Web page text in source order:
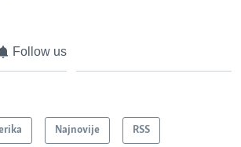
Follow us
Najnovije RSS